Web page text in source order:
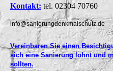
Kontakt: tel. 02304 70760
info@sanierungdenkmalschutz.de
Vereinbaren Sie einen
sich eine Sanierung lohnt und
sollten.